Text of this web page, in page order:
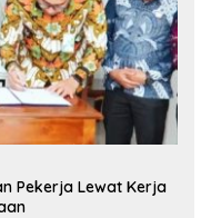
Pekerja Lewat Kerja